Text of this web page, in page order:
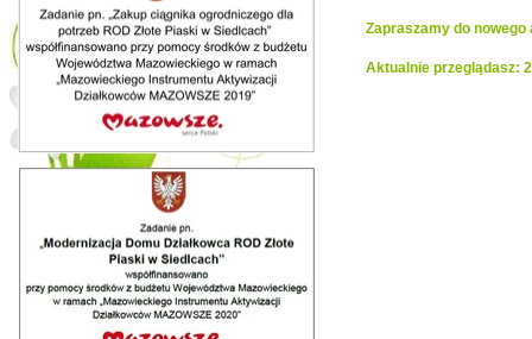
Zapraszamy do nowego
Aktualnie przeglądasz: